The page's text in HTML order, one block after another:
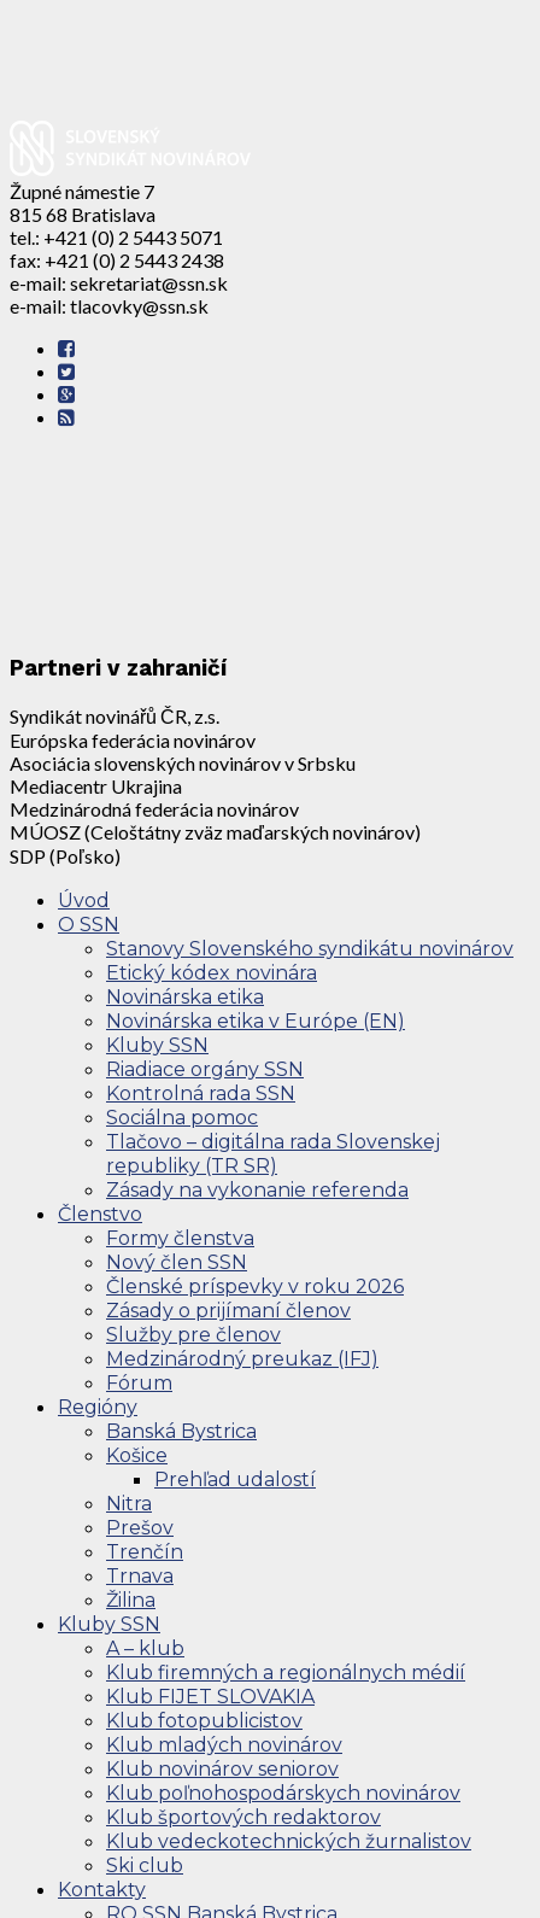
Župné námestie 7
815 68 Bratislava
tel.: +421 (0) 2 5443 5071
fax: +421 (0) 2 5443 2438
e-mail: sekretariat@ssn.sk
e-mail: tlacovky@ssn.sk
Partneri v zahraničí
Syndikát novinářů ČR, z.s.
Európska federácia novinárov
Asociácia slovenských novinárov v Srbsku
Mediacentr Ukrajina
Medzinárodná federácia novinárov
MÚOSZ (Celoštátny zväz maďarských novinárov)
SDP (Poľsko)
Úvod
O SSN
Stanovy Slovenského syndikátu novinárov
Etický kódex novinára
Novinárska etika
Novinárska etika v Európe (EN)
Kluby SSN
Riadiace orgány SSN
Kontrolná rada SSN
Sociálna pomoc
Tlačovo – digitálna rada Slovenskej
republiky (TR SR)
Zásady na vykonanie referenda
Členstvo
Formy členstva
Nový člen SSN
Členské príspevky v roku 2026
Zásady o prijímaní členov
Služby pre členov
Medzinárodný preukaz (IFJ)
Fórum
Regióny
Banská Bystrica
Košice
Prehľad udalostí
Nitra
Prešov
Trenčín
Trnava
Žilina
Kluby SSN
A – klub
Klub firemných a regionálnych médií
Klub FIJET SLOVAKIA
Klub fotopublicistov
Klub mladých novinárov
Klub novinárov seniorov
Klub poľnohospodárskych novinárov
Klub športových redaktorov
Klub vedeckotechnických žurnalistov
Ski club
Kontakty
RO SSN Banská Bystrica